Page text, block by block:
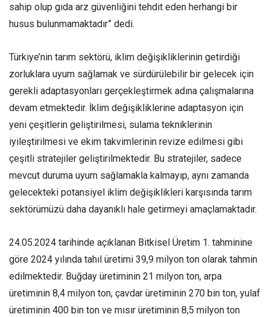
sahip olup gıda arz güvenliğini tehdit eden herhangi bir
husus bulunmamaktadır” dedi.
Türkiye’nin tarım sektörü, iklim değişikliklerinin getirdiği
zorluklara uyum sağlamak ve sürdürülebilir bir gelecek için
gerekli adaptasyonları gerçekleştirmek adına çalışmalarına
devam etmektedir. İklim değişikliklerine adaptasyon için
yeni çeşitlerin geliştirilmesi, sulama tekniklerinin
iyileştirilmesi ve ekim takvimlerinin revize edilmesi gibi
çeşitli stratejiler geliştirilmektedir. Bu stratejiler, sadece
mevcut duruma uyum sağlamakla kalmayıp, aynı zamanda
gelecekteki potansiyel iklim değişiklikleri karşısında tarım
sektörümüzü daha dayanıklı hale getirmeyi amaçlamaktadır.
24.05.2024 tarihinde açıklanan Bitkisel Üretim 1. tahminine
göre 2024 yılında tahıl üretimi 39,9 milyon ton olarak tahmin
edilmektedir. Buğday üretiminin 21 milyon ton, arpa
üretiminin 8,4 milyon ton, çavdar üretiminin 270 bin ton, yulaf
üretiminin 400 bin ton ve mısır üretiminin 8,5 milyon ton